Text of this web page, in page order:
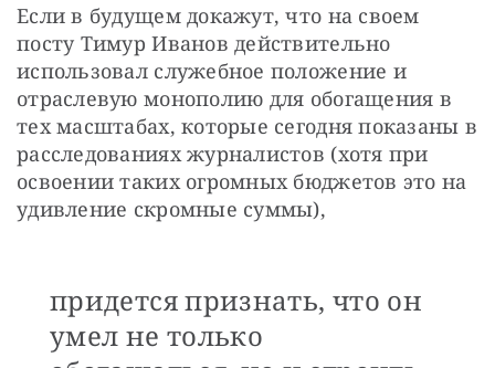
Если в будущем докажут, что на своем
посту Тимур Иванов действительно
использовал служебное положение и
отраслевую монополию для обогащения в
тех масштабах, которые сегодня показаны в
расследованиях журналистов (хотя при
освоении таких огромных бюджетов это на
удивление скромные суммы),
придется признать, что он
умел не только